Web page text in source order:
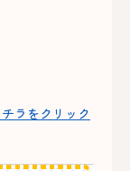
ラをクリック